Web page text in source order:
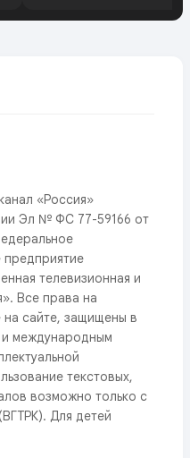
«Россия»
Эл № ФС 77-59166 от
предприятие
телевизионная и
Все права на
сайте, защищены в
и международным
текстовых,
возможно только с
Для детей